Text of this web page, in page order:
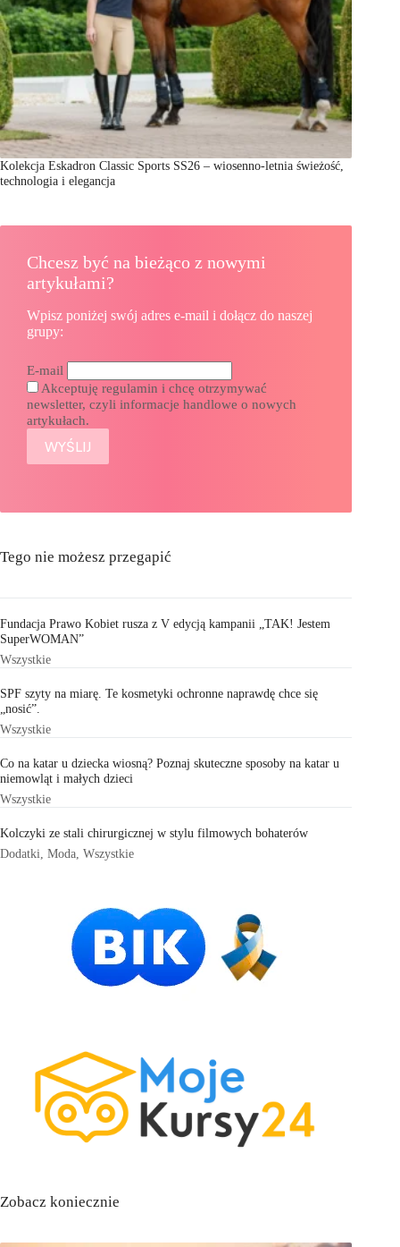
Kolekcja Eskadron Classic Sports SS26 – wiosenno-letnia świeżość,
technologia i elegancja
Chcesz być na bieżąco z nowymi
artykułami?
Wpisz poniżej swój adres e-mail i dołącz do naszej
grupy:
E-mail
Akceptuję regulamin i chcę otrzymywać
newsletter, czyli informacje handlowe o nowych
artykułach.
Tego nie możesz przegapić
Fundacja Prawo Kobiet rusza z V edycją kampanii „TAK! Jestem
SuperWOMAN”
Wszystkie
SPF szyty na miarę. Te kosmetyki ochronne naprawdę chce się
„nosić”.
Wszystkie
Co na katar u dziecka wiosną? Poznaj skuteczne sposoby na katar u
niemowląt i małych dzieci
Wszystkie
Kolczyki ze stali chirurgicznej w stylu filmowych bohaterów
Dodatki Moda Wszystkie
Zobacz koniecznie